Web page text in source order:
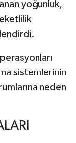
yoğunluk,
sistemlerinin
neden